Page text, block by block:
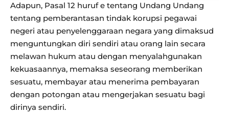
Adapun, Pasal 12 huruf e tentang Undang Undang
tentang pemberantasan tindak korupsi pegawai
negeri atau penyelenggaraan negara yang dimaksud
menguntungkan diri sendiri atau orang lain secara
melawan hukum atau dengan menyalahgunakan
kekuasaannya, memaksa seseorang memberikan
sesuatu, membayar atau menerima pembayaran
dengan potongan atau mengerjakan sesuatu bagi
dirinya sendiri.